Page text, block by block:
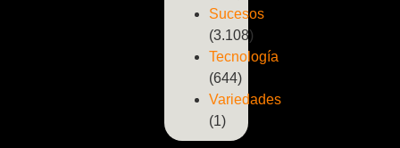
Sucesos
(3.108)
Tecnología
(644)
Variedades
(1)